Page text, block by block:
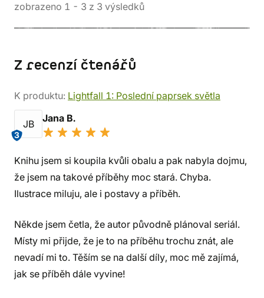
zobrazeno 1 - 3 z 3 výsledků
Z recenzí čtenářů
K produktu: Lightfall 1: Poslední paprsek světla
JB
3
Jana B.
Knihu jsem si koupila kvůli obalu a pak nabyla dojmu,
že jsem na takové příběhy moc stará. Chyba.
Ilustrace miluju, ale i postavy a příběh.
Někde jsem četla, že autor původně plánoval seriál.
Místy mi přijde, že je to na příběhu trochu znát, ale
nevadí mi to. Těším se na další díly, moc mě zajímá,
jak se příběh dále vyvine!